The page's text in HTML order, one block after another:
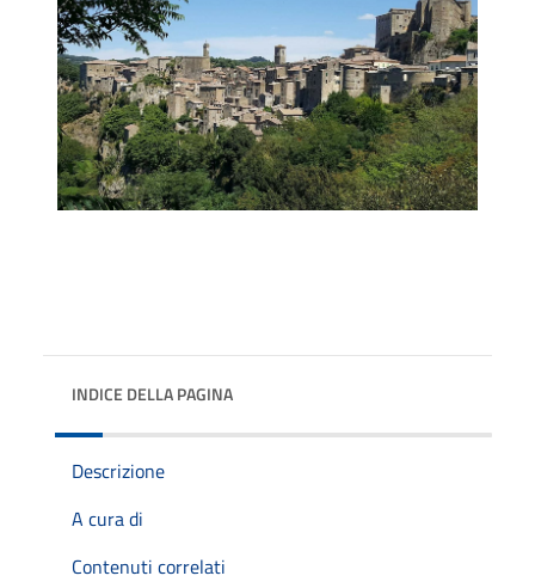
INDICE DELLA PAGINA
Descrizione
A cura di
Contenuti correlati